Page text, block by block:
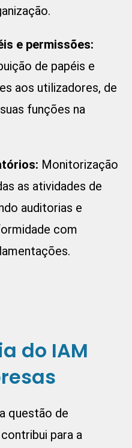
e permissões:
de papéis e
aos utilizadores, de
funções na
Monitorização
as atividades de
auditorias e
com
do IAM
questão de
para a